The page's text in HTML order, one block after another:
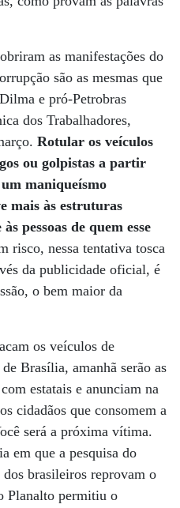
as manifestações do
são as mesmas que
e pró-Petrobras
dos Trabalhadores,
Rotular os veículos
ou golpistas a partir
maniqueísmo
mais às estruturas
pessoas de quem esse
risco, nessa tentativa tosca
da publicidade oficial, é
o bem maior da
os veículos de
Brasília, amanhã serão as
estatais e anunciam na
cidadãos que consomem a
será a próxima vítima.
em que a pesquisa do
brasileiros reprovam o
Planalto permitiu o